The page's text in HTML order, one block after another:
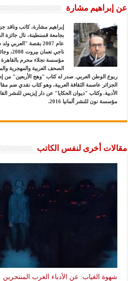
عن إبراهيم مشارة
بجامعة قسنطينة، نال جائزة
عام 2007 بقصة
ناجي
الصحف العربية والمهجرية
ربوع الوطن العربي. صدر له كتاب "وهج الأربعين" من
الجزائر عاصمة الثقافة العربية، وهو كتاب نقدي ضم
مؤسسة نون للنشر ألمانيا 2016.
مقالات أخرى لنفس الكاتب
شهوة الغياب: عن الأدباء العرب المنتحرين